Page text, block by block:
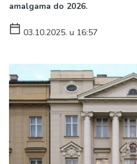
amalgama do 2026.
03.10.2025. u 16:57